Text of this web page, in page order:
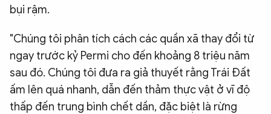
bụi rậm.
"Chúng tôi phân tích cách các quần xã thay đổi từ
ngay trước kỷ Permi cho đến khoảng 8 triệu năm
sau đó. Chúng tôi đưa ra giả thuyết rằng Trái Đất
ấm lên quá nhanh, dẫn đến thảm thực vật ở vĩ độ
thấp đến trung bình chết dần, đặc biệt là rừng